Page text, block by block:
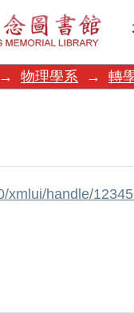
→ 物理學系 → 轉
xmlui/handle/